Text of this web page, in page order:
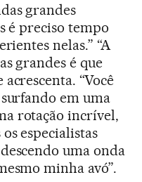
grandes
é preciso tempo
nelas.” “A
grandes é que
“Você
em uma
rotação incrível,
especialistas
uma onda
minha avó”.